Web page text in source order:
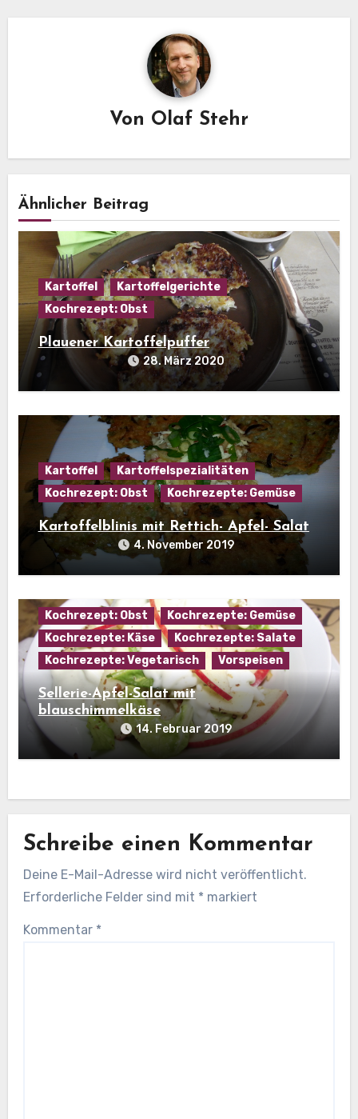
Von Olaf Stehr
Ähnlicher Beitrag
Kartoffel
Kartoffelgerichte
Kochrezept: Obst
Plauener Kartoffelpuffer
28. März 2020
Kartoffel
Kartoffelspezialitäten
Kochrezept: Obst
Kochrezepte: Gemüse
Kartoffelblinis mit Rettich- Apfel- Salat
4. November 2019
Kochrezept: Obst
Kochrezepte: Gemüse
Kochrezepte: Käse
Kochrezepte: Salate
Kochrezepte: Vegetarisch
Vorspeisen
Sellerie-Apfel-Salat mit
blauschimmelkäse
14. Februar 2019
Schreibe einen Kommentar
Deine E-Mail-Adresse wird nicht veröffentlicht.
Erforderliche Felder sind mit * markiert
Kommentar *